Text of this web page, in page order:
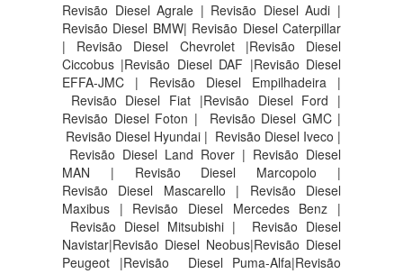
Revisão Diesel Agrale | Revisão Diesel Audi |
Revisão Diesel BMW| Revisão Diesel Caterpillar
| Revisão Diesel Chevrolet |Revisão Diesel
Ciccobus |Revisão Diesel DAF |Revisão Diesel
EFFA-JMC | Revisão Diesel Empilhadeira |
Revisão Diesel Fiat |Revisão Diesel Ford |
Revisão Diesel Foton | Revisão Diesel GMC |
Revisão Diesel Hyundai | Revisão Diesel Iveco |
Revisão Diesel Land Rover | Revisão Diesel
MAN | Revisão Diesel Marcopolo |
Revisão Diesel Mascarello | Revisão Diesel
Maxibus | Revisão Diesel Mercedes Benz |
Revisão Diesel Mitsubishi | Revisão Diesel
Navistar|Revisão Diesel Neobus|Revisão Diesel
Peugeot |Revisão Diesel Puma-Alfa|Revisão